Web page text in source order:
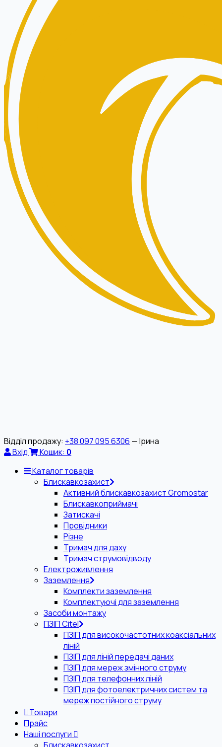
Відділ продажу: +38 097 095 6306 — Ірина
Вхід
Кошик: 0
Каталог товарів
Блискавкозахист
Активний блискавкозахист Gromostar
Блискавкоприймачі
Затискачі
Провідники
Різне
Тримач для даху
Тримач струмовідводу
Електроживлення
Заземлення
Комплекти заземлення
Комплектуючі для заземлення
Засоби монтажу
ПЗІП Citel
ПЗІП для високочастотних коаксіальних
ліній
ПЗІП для ліній передачі даних
ПЗІП для мереж змінного струму
ПЗІП для телефонних ліній
ПЗІП для фотоелектричних систем та
мереж постійного струму
Товари
Прайс
Наші послуги